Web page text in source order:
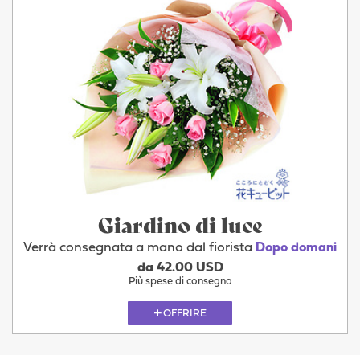
Giardino di luce
Verrà consegnata a mano dal fiorista Dopo domani
da 42.00 USD
Più spese di consegna
OFFRIRE